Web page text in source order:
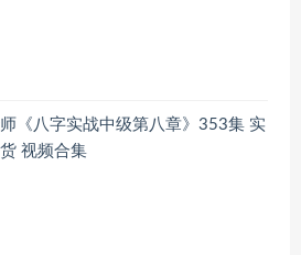
《八字实战中级第八章》353集 实
视频合集